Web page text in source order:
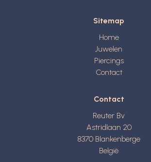
Sitemap
Home
Juwelen
Piercings
Contact
Contact
Reuter Bv
Astridlaan 20
8370 Blankenberge
België